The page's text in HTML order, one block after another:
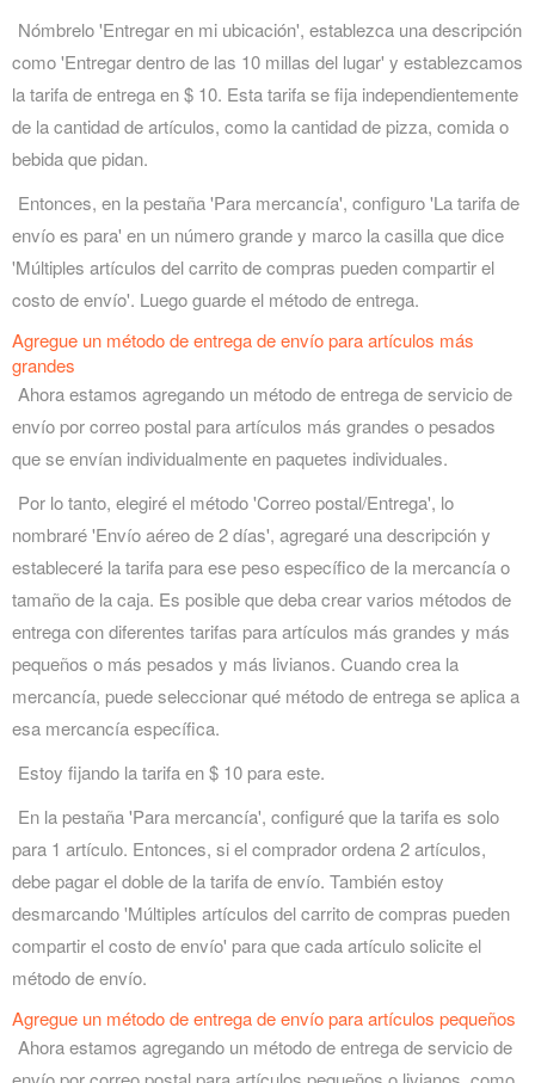
Nómbrelo 'Entregar en mi ubicación', establezca una descripción
como 'Entregar dentro de las 10 millas del lugar' y establezcamos
la tarifa de entrega en $ 10. Esta tarifa se fija independientemente
de la cantidad de artículos, como la cantidad de pizza, comida o
bebida que pidan.
Entonces, en la pestaña 'Para mercancía', configuro 'La tarifa de
envío es para' en un número grande y marco la casilla que dice
'Múltiples artículos del carrito de compras pueden compartir el
costo de envío'. Luego guarde el método de entrega.
Agregue un método de entrega de envío para artículos más
grandes
Ahora estamos agregando un método de entrega de servicio de
envío por correo postal para artículos más grandes o pesados
que se envían individualmente en paquetes individuales.
Por lo tanto, elegiré el método 'Correo postal/Entrega', lo
nombraré 'Envío aéreo de 2 días', agregaré una descripción y
estableceré la tarifa para ese peso específico de la mercancía o
tamaño de la caja. Es posible que deba crear varios métodos de
entrega con diferentes tarifas para artículos más grandes y más
pequeños o más pesados y más livianos. Cuando crea la
mercancía, puede seleccionar qué método de entrega se aplica a
esa mercancía específica.
Estoy fijando la tarifa en $ 10 para este.
En la pestaña 'Para mercancía', configuré que la tarifa es solo
para 1 artículo. Entonces, si el comprador ordena 2 artículos,
debe pagar el doble de la tarifa de envío. También estoy
desmarcando 'Múltiples artículos del carrito de compras pueden
compartir el costo de envío' para que cada artículo solicite el
método de envío.
Agregue un método de entrega de envío para artículos pequeños
Ahora estamos agregando un método de entrega de servicio de